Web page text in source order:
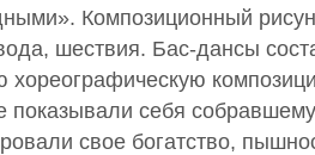
Композиционный
шествия. Бас-дансы
хореографическую
показывали себя
свое богатство,